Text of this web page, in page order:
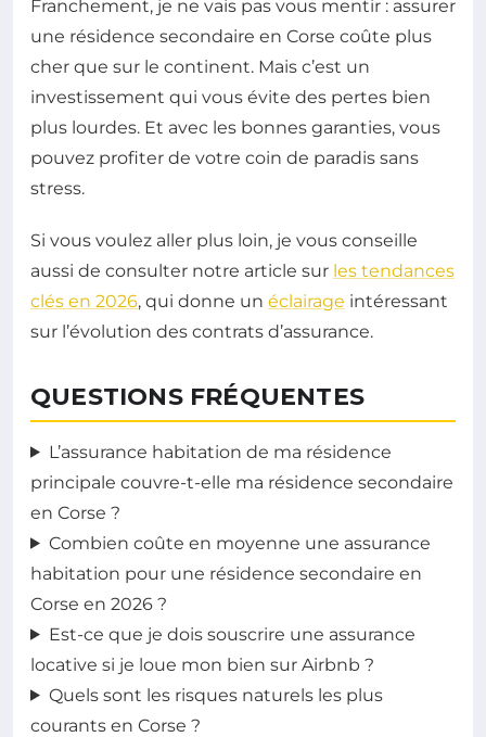
Franchement, je ne vais pas vous mentir : assurer
une résidence secondaire en Corse coûte plus
cher que sur le continent. Mais c’est un
investissement qui vous évite des pertes bien
plus lourdes. Et avec les bonnes garanties, vous
pouvez profiter de votre coin de paradis sans
stress.
Si vous voulez aller plus loin, je vous conseille
aussi de consulter notre article sur les tendances
clés en 2026, qui donne un éclairage intéressant
sur l’évolution des contrats d’assurance.
QUESTIONS FRÉQUENTES
L’assurance habitation de ma résidence
principale couvre-t-elle ma résidence secondaire
en Corse ?
Combien coûte en moyenne une assurance
habitation pour une résidence secondaire en
Corse en 2026 ?
Est-ce que je dois souscrire une assurance
locative si je loue mon bien sur Airbnb ?
Quels sont les risques naturels les plus
courants en Corse ?